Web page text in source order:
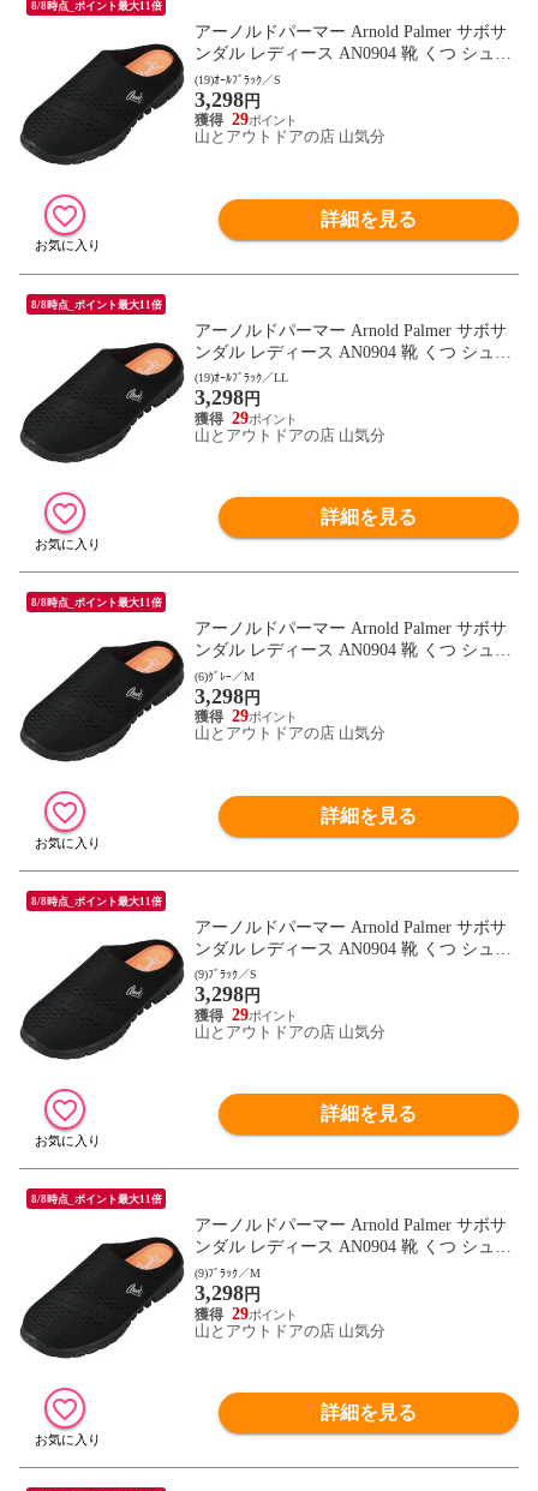
8/8時点_ポイント最大11倍
アーノルドパーマー Arnold Palmer サボサ
ンダル レディース AN0904 靴 くつ シュー
ズ スライダー 軽量 メッシュ クッション性
やわらかい ちょいばき 通勤 通学 レジャー
さんだる AN0904 オｰルブラック
(19)ｵｰﾙﾌﾞﾗｯｸ／S
3,298円
29
山とアウトドアの店 山気分
詳細を見る
8/8時点_ポイント最大11倍
アーノルドパーマー Arnold Palmer サボサ
ンダル レディース AN0904 靴 くつ シュー
ズ スライダー 軽量 メッシュ クッション性
やわらかい ちょいばき 通勤 通学 レジャー
さんだる AN0904 オｰルブラック
(19)ｵｰﾙﾌﾞﾗｯｸ／LL
3,298円
29
山とアウトドアの店 山気分
詳細を見る
8/8時点_ポイント最大11倍
アーノルドパーマー Arnold Palmer サボサ
ンダル レディース AN0904 靴 くつ シュー
ズ スライダー 軽量 メッシュ クッション性
やわらかい ちょいばき 通勤 通学 レジャー
さんだる AN0904 グレｰ
(6)ｸﾞﾚｰ／M
3,298円
29
山とアウトドアの店 山気分
詳細を見る
8/8時点_ポイント最大11倍
アーノルドパーマー Arnold Palmer サボサ
ンダル レディース AN0904 靴 くつ シュー
ズ スライダー 軽量 メッシュ クッション性
やわらかい ちょいばき 通勤 通学 レジャー
さんだる AN0904 ブラック
(9)ﾌﾞﾗｯｸ／S
3,298円
29
山とアウトドアの店 山気分
詳細を見る
8/8時点_ポイント最大11倍
アーノルドパーマー Arnold Palmer サボサ
ンダル レディース AN0904 靴 くつ シュー
ズ スライダー 軽量 メッシュ クッション性
やわらかい ちょいばき 通勤 通学 レジャー
さんだる AN0904 ブラック
(9)ﾌﾞﾗｯｸ／M
3,298円
29
山とアウトドアの店 山気分
詳細を見る